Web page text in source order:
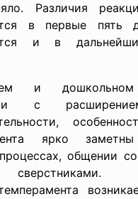
Различия
в первые пять
и в
и дошкольном
с
ярко
общении